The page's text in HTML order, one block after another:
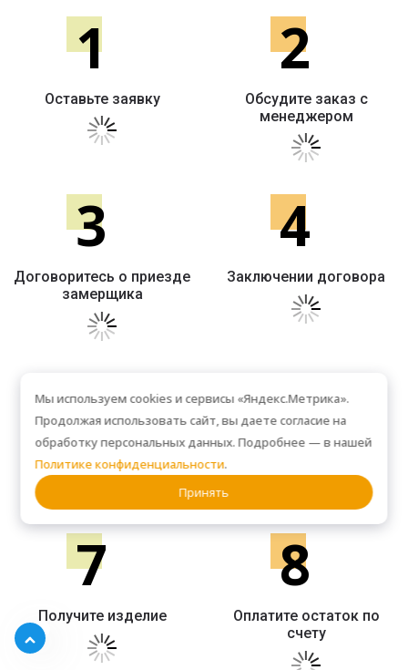
1
Оставьте заявку
2
Обсудите заказ с
менеджером
3
Договоритесь о приезде
замерщика
4
Заключении договора
5
Сделайте предоплату
6
Подождите 2-3 недели
7
Получите изделие
8
Оплатите остаток по
счету
Мы используем cookies и сервисы «Яндекс.Метрика».
Продолжая использовать сайт, вы даете согласие на
обработку персональных данных. Подробнее — в нашей
Политике конфиденциальности.
Принять